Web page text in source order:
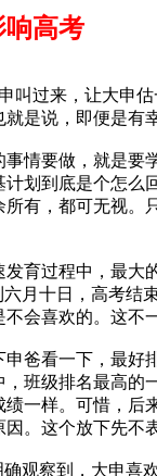
响高考
过来，让大申
是说，即便是有
情要做，就是
划到底是个怎
有，都可无视
育过程中，最
月十日，高考
会喜欢的。这不
爸看一下，最
，班级排名最
样。可惜，后
。这个放下先不表
观察到，大申喜